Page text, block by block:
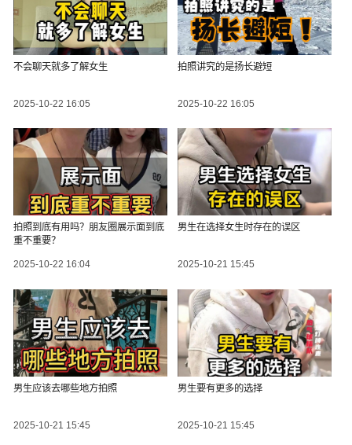
不会聊天就多了解女生
2025-10-22 16:05
拍照讲究的是扬长避短
2025-10-22 16:05
拍照到底有用吗？朋友圈展示面到底
重不重要？
2025-10-22 16:04
男生在选择女生时存在的误区
2025-10-21 15:45
男生应该去哪些地方拍照
2025-10-21 15:45
男生要有更多的选择
2025-10-21 15:45